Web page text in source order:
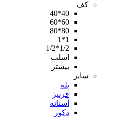
کف
40*40
60*60
80*80
1*1
1/2*1/2
اسلب
بیشتر
سایر
پله
قرنیز
آستانه
دکور